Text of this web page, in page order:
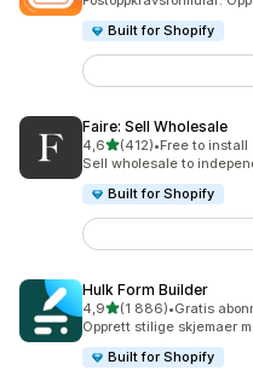
Built for Shopify
Faire: Sell Wholesale
4,6av 5 stjerner
(412)
Totalt 412 omtaler
•Free to install
Sell wholesale to
Built for Shopify
Hulk Form Builder
4,9av 5 stjerner
(1 886)
Totalt 1886 omtaler
•Gratis
Opprett stilige skjemaer
Built for Shopify